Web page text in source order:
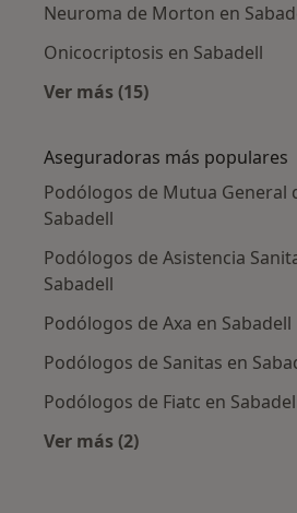
Neuroma de Morton en
Onicocriptosis en Sabadell
Ver más (15)
Aseguradoras más populares
Podólogos de Mutua General
Sabadell
Podólogos de Asistencia
Sabadell
Podólogos de Axa en Sabadell
Podólogos de Sanitas en
Podólogos de Fiatc en
Ver más (2)